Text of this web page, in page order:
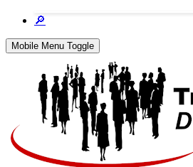
🔎
Mobile Menu Toggle